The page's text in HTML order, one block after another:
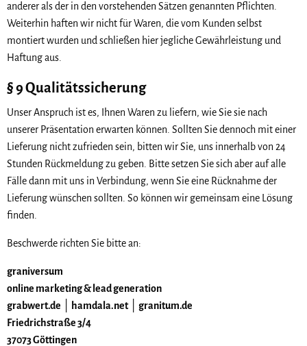
anderer als der in den vorstehenden Sätzen genannten Pflichten.
Weiterhin haften wir nicht für Waren, die vom Kunden selbst
montiert wurden und schließen hier jegliche Gewährleistung und
Haftung aus.
§ 9 Qualitätssicherung
Unser Anspruch ist es, Ihnen Waren zu liefern, wie Sie sie nach
unserer Präsentation erwarten können. Sollten Sie dennoch mit einer
Lieferung nicht zufrieden sein, bitten wir Sie, uns innerhalb von 24
Stunden Rückmeldung zu geben. Bitte setzen Sie sich aber auf alle
Fälle dann mit uns in Verbindung, wenn Sie eine Rücknahme der
Lieferung wünschen sollten. So können wir gemeinsam eine Lösung
finden.
Beschwerde richten Sie bitte an:
graniversum
online marketing & lead generation
grabwert.de │ hamdala.net │ granitum.de
Friedrichstraße 3/4
37073 Göttingen